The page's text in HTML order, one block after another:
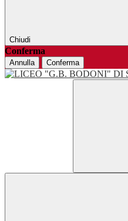
Chiudi
Conferma
Annulla Conferma